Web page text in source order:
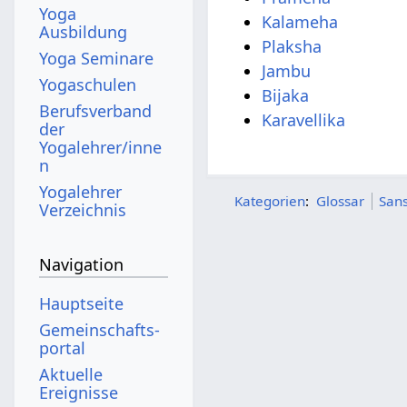
Kalameha
Plaksha
Jambu
Bijaka
Karavellika
Kategorien: Glossar
Yoga
Ausbildung
Yoga Seminare
Yogaschulen
Berufsverband
der
Yogalehrer/inne
n
Yogalehrer
Verzeichnis
Navigation
Hauptseite
Gemeinschafts­
portal
Aktuelle
Ereignisse